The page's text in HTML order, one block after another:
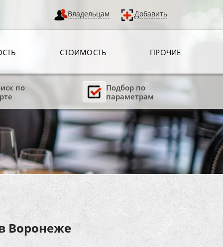
Владельцам Добавить
СТОИМОСТЬ ПРОЧИЕ
по
Подбор по
параметрам
Воронеже